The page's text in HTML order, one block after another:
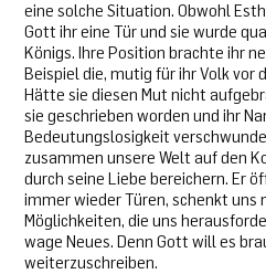
eine solche Situation. Obwohl
Gott ihr eine Tür und sie wurde
Königs. Ihre Position brachte ihr
Beispiel die, mutig für ihr Volk vor
Hätte sie diesen Mut nicht
sie geschrieben worden und ihr
Bedeutungslosigkeit
zusammen unsere Welt auf den
durch seine Liebe bereichern. Er
immer wieder Türen, schenkt uns
Möglichkeiten, die uns
wage Neues. Denn Gott will es
weiterzuschreiben.